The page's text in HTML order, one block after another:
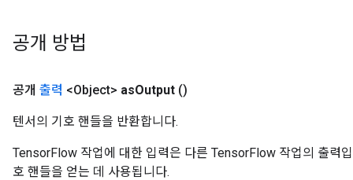
공개 방법
공개 출력 <Object> asOutput ()
텐서의 기호 핸들을 반환합니다.
TensorFlow 작업에 대한 입력은 다른 TensorFlow 작업의 출력
호 핸들을 얻는 데 사용됩니다.